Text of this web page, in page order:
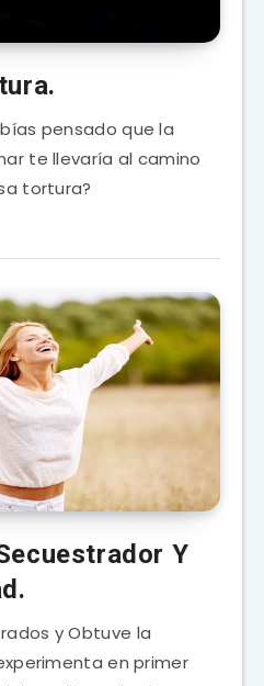
pensado que la
te llevaría al camino
tortura?
Y
y Obtuve la
en primer